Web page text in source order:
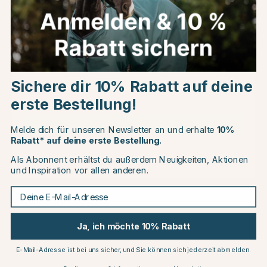
Andere Produkte, die Ihnen gefallen könnten
15
HORSEORIGINALS
Heunetz HayPlay Buttonbag
Belly XL Dunkelblau
4.7 von 5 Sternen
15
HORSEORIGINALS
Heunetz HayPlay Tiebag
Large Dunkelblau
Choose country
EU
Continue to equinest.de
Sichere dir 10% Rabatt auf deine
erste Bestellung!
Melde dich für unseren Newsletter an und erhalte 10%
Rabatt* auf deine erste Bestellung.
Als Abonnent erhältst du außerdem Neuigkeiten, Aktionen
und Inspiration vor allen anderen.
Deine E-Mail-Adresse
Ja, ich möchte 10% Rabatt
E-Mail-Adresse ist bei uns sicher, und Sie können sich jederzeit abmelden.